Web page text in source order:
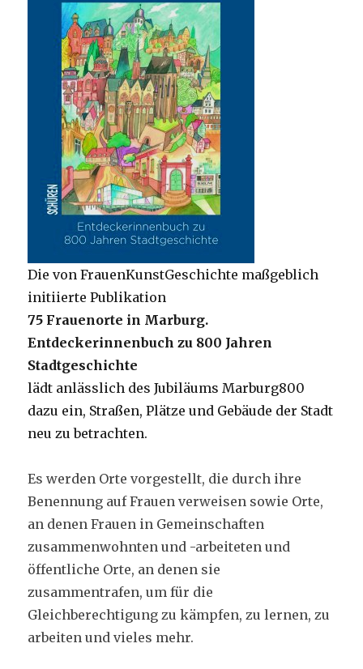
Die von FrauenKunstGeschichte maßgeblich
initiierte Publikation
75 Frauenorte in Marburg.
Entdeckerinnenbuch zu 800 Jahren
Stadtgeschichte
lädt anlässlich des Jubiläums Marburg800
dazu ein, Straßen, Plätze und Gebäude der Stadt
neu zu betrachten.
Es werden Orte vorgestellt, die durch ihre
Benennung auf Frauen verweisen sowie Orte,
an denen Frauen in Gemeinschaften
zusammenwohnten und -arbeiteten und
öffentliche Orte, an denen sie
zusammentrafen, um für die
Gleichberechtigung zu kämpfen, zu lernen, zu
arbeiten und vieles mehr.